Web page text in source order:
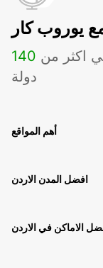
يوروب كار
اكثر من 140
دولة
أهم المواقع
افضل المدن الاردن
الاماكن في الاردن